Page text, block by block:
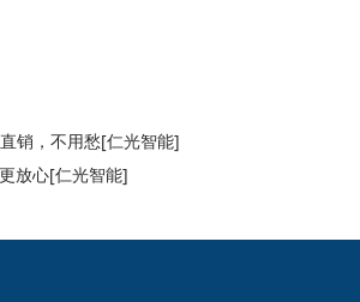
销，不用愁[仁光智能]
放心[仁光智能]